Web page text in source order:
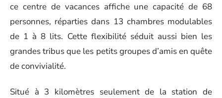
ce centre de vacances affiche une capacité de 68
personnes, réparties dans 13 chambres modulables
de 1 à 8 lits. Cette flexibilité séduit aussi bien les
grandes tribus que les petits groupes d’amis en quête
de convivialité.
Situé à 3 kilomètres seulement de la station de